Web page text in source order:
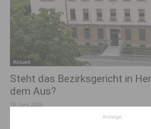
Aktuell
Steht das Bezirksgericht in
dem Aus?
16. Juni 2026
Anzeige